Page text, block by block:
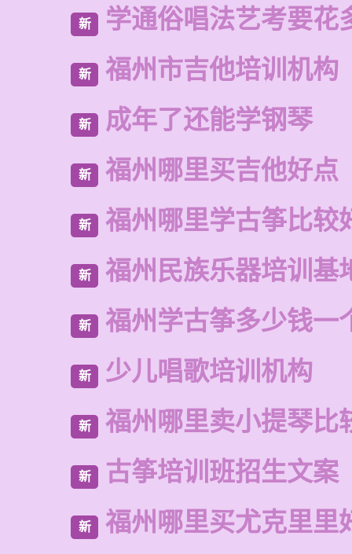
新 学通俗唱法艺考要花
新 福州市吉他培训机构
新 成年了还能学钢琴
新 福州哪里买吉他好点
新 福州哪里学古筝比较
新 福州民族乐器培训基
新 福州学古筝多少钱一
新 少儿唱歌培训机构
新 福州哪里卖小提琴比
新 古筝培训班招生文案
新 福州哪里买尤克里里